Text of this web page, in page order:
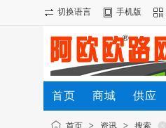
切换语言 手机版
首页 商城 供应
首页 > 资讯 > 搜索